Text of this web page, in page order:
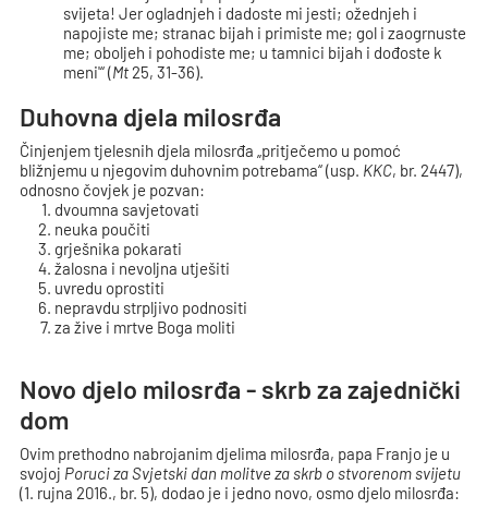
svijeta! Jer ogladnjeh i dadoste mi jesti; ožednjeh i
napojiste me; stranac bijah i primiste me; gol i zaogrnuste
me; oboljeh i pohodiste me; u tamnici bijah i dođoste k
meni'“ (Mt 25, 31-36).
Duhovna djela milosrđa
Činjenjem tjelesnih djela milosrđa „pritječemo u pomoć
bližnjemu u njegovim duhovnim potrebama“ (usp. KKC, br. 2447),
odnosno čovjek je pozvan:
dvoumna savjetovati
neuka poučiti
grješnika pokarati
žalosna i nevoljna utješiti
uvredu oprostiti
nepravdu strpljivo podnositi
za žive i mrtve Boga moliti
Novo djelo milosrđa - skrb za zajednički
dom
Ovim prethodno nabrojanim djelima milosrđa, papa Franjo je u
svojoj Poruci za Svjetski dan molitve za skrb o stvorenom svijetu
(1. rujna 2016., br. 5), dodao je i jedno novo, osmo djelo milosrđa: